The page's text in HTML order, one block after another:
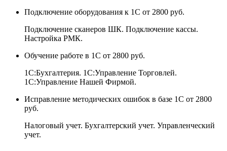
Подключение оборудования к 1С от 2800 руб.
Подключение сканеров ШК. Подключение кассы.
Настройка РМК.
Обучение работе в 1С от 2800 руб.
1С:Бухгалтерия. 1С:Управление Торговлей.
1С:Управление Нашей Фирмой.
Исправление методических ошибок в базе 1С от 2800
руб.
Налоговый учет. Бухгалтерский учет. Управленческий
учет.